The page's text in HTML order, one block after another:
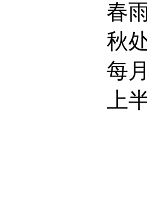
春雨惊春
秋处露秋
每月两节
上半年来